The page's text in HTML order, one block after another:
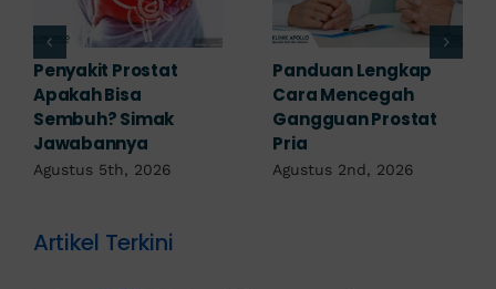
7 Komplikasi Prostat
yang Perlu
Diwaspadai Sejak Dini
Agustus 1st, 2026
Obat Penyakit
Prostat: Pilihan
Terapi Sesuai
Diagnosis
Juli 23rd, 2026
Artikel Terkini